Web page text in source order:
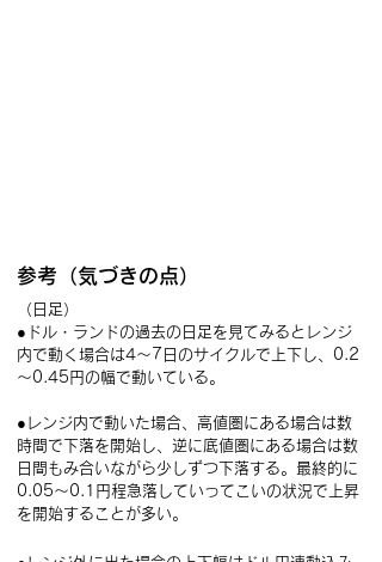
参考（気づきの点）
（日足）
●ドル・ランドの過去の日足を見てみるとレンジ
内で動く場合は4～7日のサイクルで上下し、0.2
～0.45円の幅で動いている。
●レンジ内で動いた場合、高値圏にある場合は数
時間で下落を開始し、逆に底値圏にある場合は数
日間もみ合いながら少しずつ下落する。最終的に
0.05～0.1円程急落していってこいの状況で上昇
を開始することが多い。